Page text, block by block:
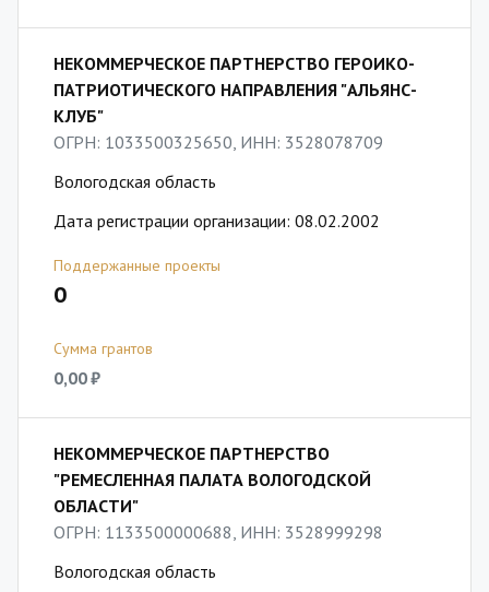
НЕКОММЕРЧЕСКОЕ ПАРТНЕРСТВО ГЕРОИКО-
ПАТРИОТИЧЕСКОГО НАПРАВЛЕНИЯ "АЛЬЯНС-
КЛУБ"
ОГРН: 1033500325650, ИНН: 3528078709
Вологодская область
Дата регистрации организации: 08.02.2002
Поддержанные проекты
0
Сумма грантов
0,00 ₽
НЕКОММЕРЧЕСКОЕ ПАРТНЕРСТВО
"РЕМЕСЛЕННАЯ ПАЛАТА ВОЛОГОДСКОЙ
ОБЛАСТИ"
ОГРН: 1133500000688, ИНН: 3528999298
Вологодская область